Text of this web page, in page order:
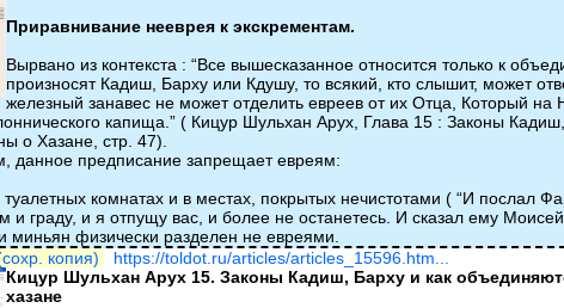
Приравнивание нееврея к экскрементам.
Вырвано из контекста : “Все вышесказанное относится только к
произносят Кадиш, Барху или Кдушу, то всякий, кто слышит, может
железный занавес не может отделить евреев от их Отца, Который
капища.” ( Кицур Шульхан Арух, Глава 15 : Законы
о Хазане, стр. 47).
данное предписание запрещает евреям:
туалетных комнатах и в местах, покрытых нечистотами ( “И
и граду, и я отпущу вас, и более не останетесь. И сказал ему
миньян физически разделен не евреями.
копия)
https://toldot.ru/articles/articles_15596.htm...
Кицур Шульхан Арух 15. Законы Кадиш, Барху и как
хазане